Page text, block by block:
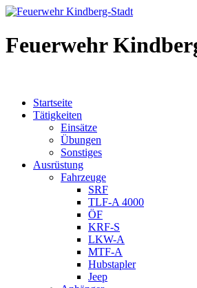
Feuerwehr
Startseite
Tätigkeiten
Einsätze
Übungen
Sonstiges
Ausrüstung
Fahrzeuge
SRF
TLF-A 4000
ÖF
KRF-S
LKW-A
MTF-A
Hubstapler
Jeep